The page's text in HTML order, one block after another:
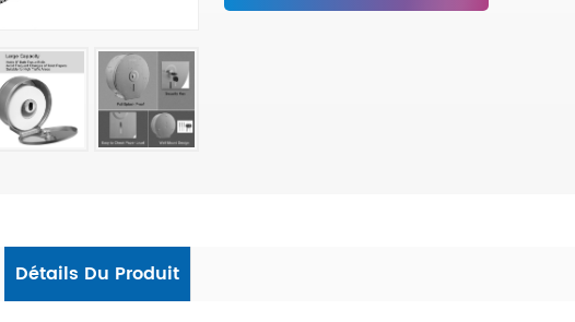
Détails Du Produit